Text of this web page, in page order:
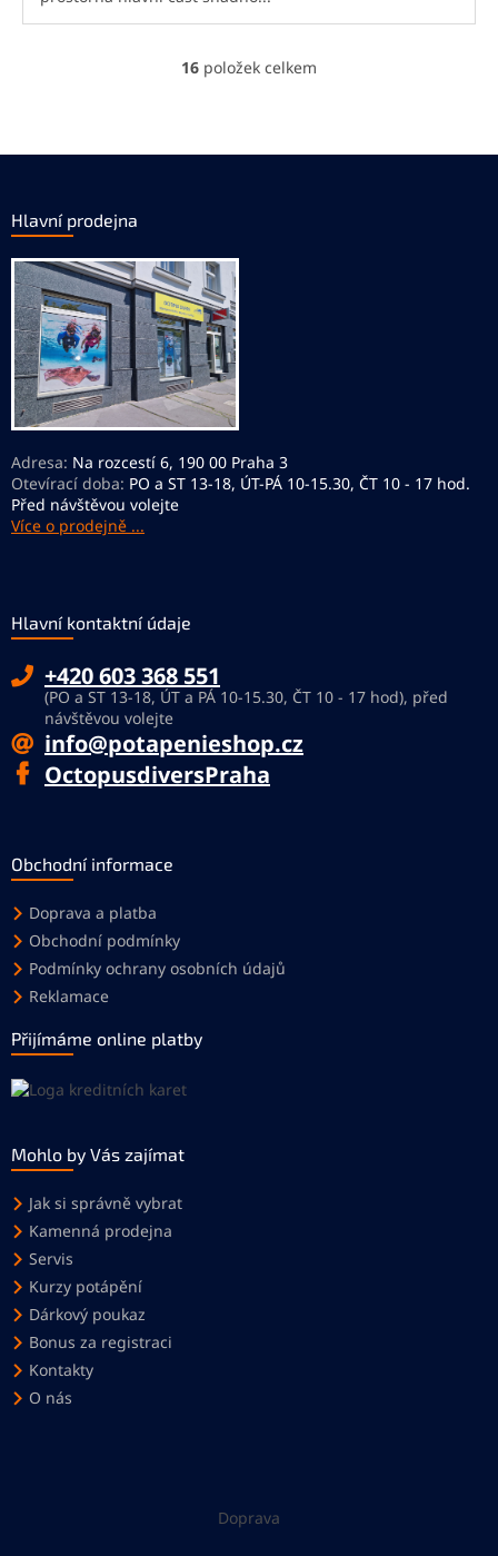
O
d
u
16 položek celkem
Hlavní prodejna
Adresa: Na rozcestí 6, 190 00 Praha 3
Otevírací doba: PO a ST 13-18, ÚT-PÁ 10-15.30, ČT 10 - 17 hod.
Před návštěvou volejte
Více o prodejně ...
Hlavní kontaktní údaje
+420 603 368 551
(PO a ST 13-18, ÚT a PÁ 10-15.30, ČT 10 - 17 hod), před
návštěvou volejte
info@potapenieshop.cz
OctopusdiversPraha
Obchodní informace
Doprava a platba
Obchodní podmínky
Podmínky ochrany osobních údajů
Reklamace
Přijímáme online platby
Mohlo by Vás zajímat
Jak si správně vybrat
Kamenná prodejna
Servis
Kurzy potápění
Dárkový poukaz
Bonus za registraci
Kontakty
O nás
Doprava